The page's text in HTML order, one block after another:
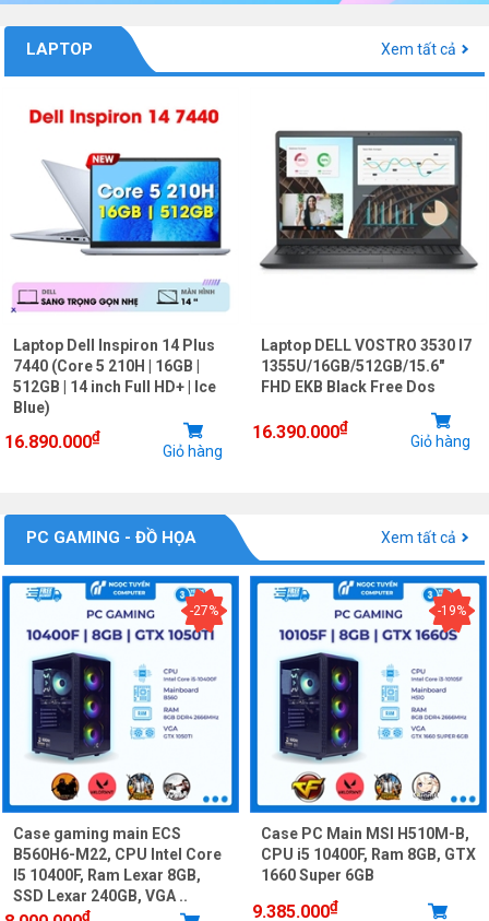
LAPTOP Xem tất cả
Laptop Dell Inspiron 14 Plus
7440 (Core 5 210H | 16GB |
512GB | 14 inch Full HD+ | Ice
Blue)
16.890.000₫
Giỏ hàng
Laptop DELL VOSTRO 3530 I7
1355U/16GB/512GB/15.6"
FHD EKB Black Free Dos
16.390.000₫
Giỏ hàng
PC GAMING - ĐỒ HỌA Xem tất cả
-27%
Case gaming main ECS
B560H6-M22, CPU Intel Core
I5 10400F, Ram Lexar 8GB,
SSD Lexar 240GB, VGA ..
₫
-19%
Case PC Main MSI H510M-B,
CPU i5 10400F, Ram 8GB, GTX
1660 Super 6GB
9.385.000₫